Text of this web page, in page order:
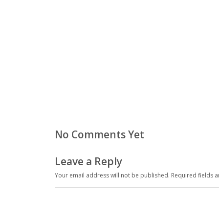
No Comments Yet
Leave a Reply
Your email address will not be published. Required fields